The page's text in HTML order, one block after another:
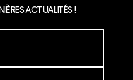
ACTUALITÉS !